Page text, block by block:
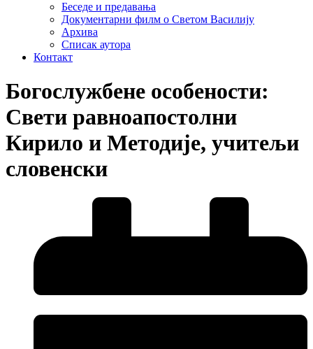
Беседе и предавања
Документарни филм о Светом Василију
Архива
Списак аутора
Контакт
Богослужбене особености:
Свети равноапостолни
Кирило и Методије, учитељи
словенски